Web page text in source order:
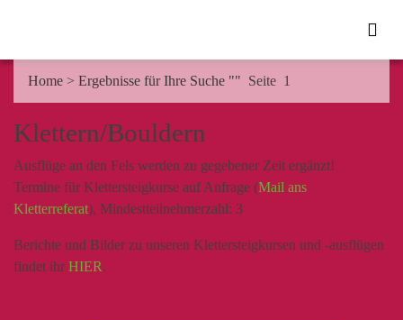
Home > Ergebnisse für Ihre Suche "" Seite 1
Klettern/Bouldern
Ausflüge an den Fels werden zu gegebener Zeit ergänzt!
Termine für Klettersteigkurse auf Anfrage (Mail ans
Kletterreferat), Mindestteilnehmerzahl: 3
Berichte und Bilder zu unseren Klettersteigkursen und -ausflügen
findet ihr HIER.